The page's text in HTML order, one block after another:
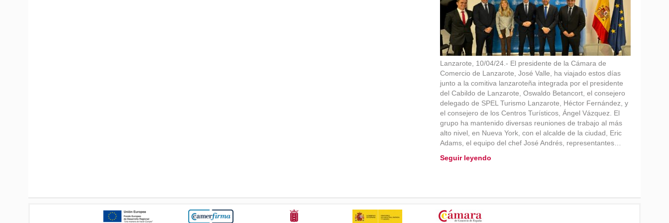
Lanzarote, 10/04/24.- El presidente de la Cámara de
Comercio de Lanzarote, José Valle, ha viajado estos días
junto a la comitiva lanzaroteña integrada por el presidente
del Cabildo de Lanzarote, Oswaldo Betancort, el consejero
delegado de SPEL Turismo Lanzarote, Héctor Fernández, y
el consejero de los Centros Turísticos, Ángel Vázquez. El
grupo ha mantenido diversas reuniones de trabajo al más
alto nivel, en Nueva York, con el alcalde de la ciudad, Eric
Adams, el equipo del chef José Andrés, representantes…
Seguir leyendo